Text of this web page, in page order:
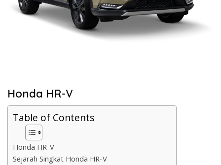
Honda HR-V
Table of Contents
Honda HR-V
Sejarah Singkat Honda HR-V